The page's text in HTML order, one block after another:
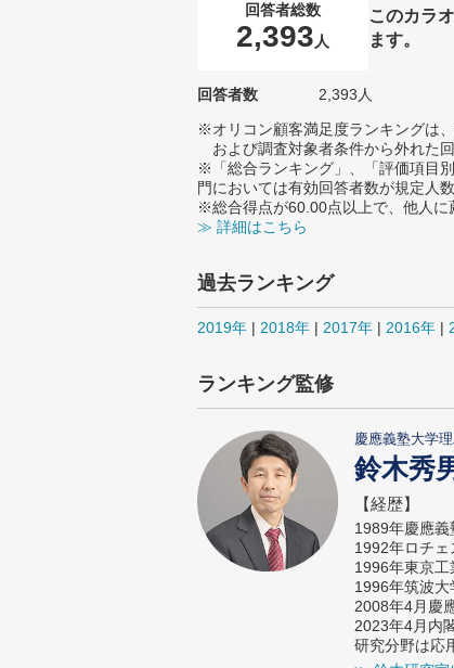
回答者総数
2,393 人
このカラ
ます。
回答者数 2,393人
※オリコン顧客満足度ランキングは
および調査対象者条件から外れた
※「総合ランキング」、「評価項目
門においては有効回答者数が規定人
※総合得点が60.00点以上で、他人に
≫ 詳細はこちら
過去ランキング
2019年 | 2018年 | 2017年 | 2016年 |
ランキング監修
慶應義塾大学
鈴木秀
【経歴】
1989年慶應義
1992年ロチェ
1996年東京工
1996年筑波大
2008年4月慶
2023年4月内
研究分野は応